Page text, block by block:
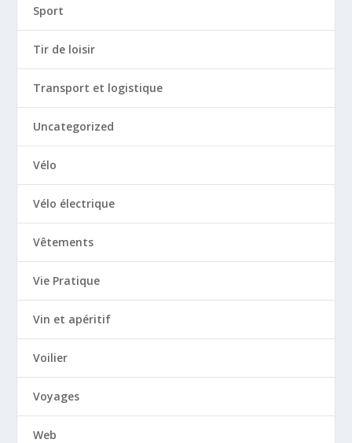
Sport
Tir de loisir
Transport et logistique
Uncategorized
Vélo
Vélo électrique
Vêtements
Vie Pratique
Vin et apéritif
Voilier
Voyages
Web